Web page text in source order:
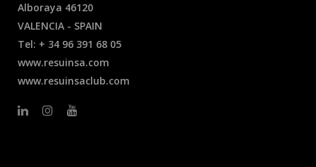
Alboraya 46120
VALENCIA - SPAIN
Tel: + 34 96 391 68 05
www.resuinsa.com
www.resuinsaclub.com